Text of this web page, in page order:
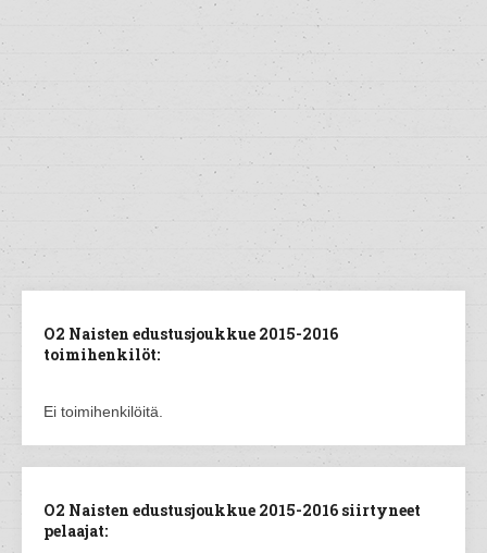
O2 Naisten edustusjoukkue 2015-2016
toimihenkilöt:
Ei toimihenkilöitä.
O2 Naisten edustusjoukkue 2015-2016 siirtyneet
pelaajat: